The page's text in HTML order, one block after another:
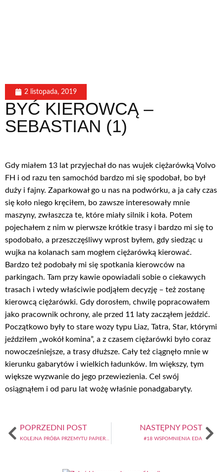
2 listopada, 2019
BYĆ KIEROWCĄ –
SEBASTIAN (1)
Gdy miałem 13 lat przyjechał do nas wujek ciężarówką Volvo
FH i od razu ten samochód bardzo mi się spodobał, bo był
duży i fajny. Zaparkował go u nas na podwórku, a ja cały czas
się koło niego kręciłem, bo zawsze interesowały mnie
maszyny, zwłaszcza te, które miały silnik i koła. Potem
pojechałem z nim w pierwsze krótkie trasy i bardzo mi się to
spodobało, a przeszczęśliwy wprost byłem, gdy siedząc u
wujka na kolanach sam mogłem ciężarówką kierować.
Bardzo też podobały mi się spotkania kierowców na
parkingach. Tam przy kawie opowiadali sobie o ciekawych
trasach i wtedy właściwie podjąłem decyzję – też zostanę
kierowcą ciężarówki. Gdy dorosłem, chwilę popracowałem
jako pracownik ochrony, ale przed 11 laty zacząłem jeździć.
Początkowo były to stare wozy typu Liaz, Tatra, Star, którymi
jeździłem „wokół komina”, a z czasem ciężarówki było coraz
nowocześniejsze, a trasy dłuższe. Cały też ciągnęło mnie w
kierunku gabarytów i wielkich ładunków. Im większy, tym
większe wyzwanie do jego przewiezienia. Cel swój
osiągnąłem i od paru lat wożę właśnie ponadgabaryty.
POPRZEDNI POST NASTĘPNY POST
#18 WSPOMNIENIA EDA